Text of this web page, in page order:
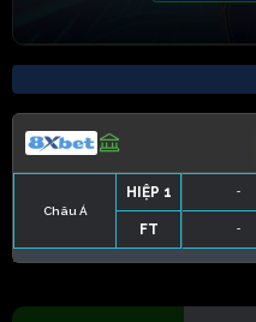
Châu Á
HIỆP 1
FT
-
-
FT -